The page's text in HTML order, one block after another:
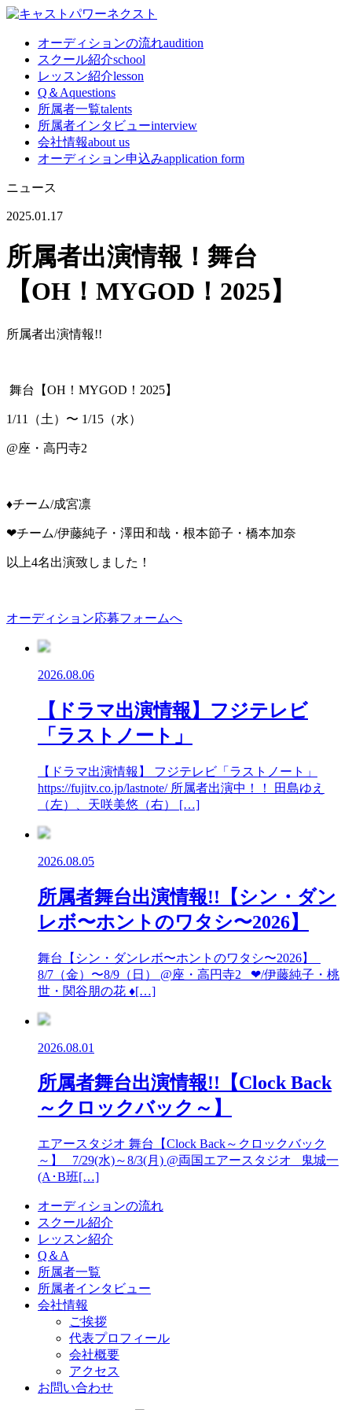
オーディションの流れaudition
スクール紹介school
レッスン紹介lesson
Q＆Aquestions
所属者一覧talents
所属者インタビューinterview
会社情報about us
オーディション申込みapplication form
ニュース
2025.01.17
所属者出演情報！舞台
【OH！MYGOD！2025】
所属者出演情報!!
舞台【OH！MYGOD！2025】
1/11（土）〜 1/15（水）
@座・高円寺2
♦︎チーム/成宮凛
❤︎チーム/伊藤純子・澤田和哉・根本節子・橋本加奈
以上4名出演致しました！
オーディション応募フォームへ
2026.08.06
【ドラマ出演情報】フジテレビ
「ラストノート」
【ドラマ出演情報】 フジテレビ「ラストノート」
https://fujitv.co.jp/lastnote/ 所属者出演中！！ 田島ゆえ
（左）、天咲美悠（右） […]
2026.08.05
所属者舞台出演情報!!【シン・ダン
レボ〜ホントのワタシ〜2026】
舞台【シン・ダンレボ〜ホントのワタシ〜2026】
8/7（金）〜8/9（日） @座・高円寺2 ❤︎/伊藤純子・桃
世・関谷朋の花 ♦︎[…]
2026.08.01
所属者舞台出演情報!!【Clock Back
～クロックバック～】
エアースタジオ 舞台【Clock Back～クロックバック
～】 7/29(水)～8/3(月) @両国エアースタジオ 鬼城一
(A･B班[…]
オーディションの流れ
スクール紹介
レッスン紹介
Q＆A
所属者一覧
所属者インタビュー
会社情報
ご挨拶
代表プロフィール
会社概要
アクセス
お問い合わせ